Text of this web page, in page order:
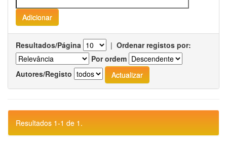
Resultados/Página | Ordenar registos por:
Por ordem
Autores/Registo
Resultados 1-1 de 1.